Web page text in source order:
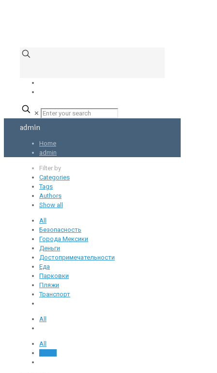
✕
admin
Home
admin
Filter by
Categories
Tags
Authors
Show all
All
Безопасность
Города Мексики
Деньги
Достопримечательности
Еда
Парковки
Пляжи
Транспорт
All
All